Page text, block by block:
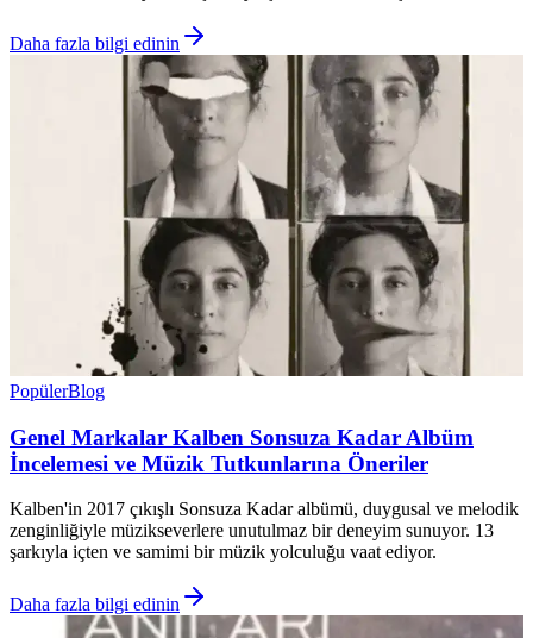
Daha fazla bilgi edinin
PopülerBlog
Genel Markalar Kalben Sonsuza Kadar Albüm
İncelemesi ve Müzik Tutkunlarına Öneriler
Kalben'in 2017 çıkışlı Sonsuza Kadar albümü, duygusal ve melodik
zenginliğiyle müzikseverlere unutulmaz bir deneyim sunuyor. 13
şarkıyla içten ve samimi bir müzik yolculuğu vaat ediyor.
Daha fazla bilgi edinin